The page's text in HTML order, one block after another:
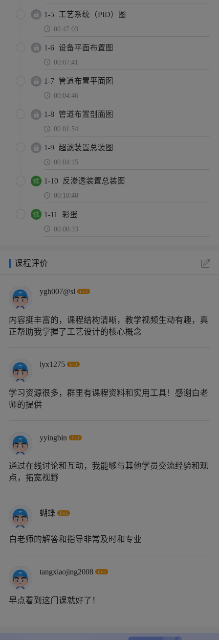
1-5 工艺系统（PID）图
00:47:03
1-6 设备平面布置图
00:07:41
1-7 管道布置平面图
00:04:46
1-8 管道布置剖面图
00:01:54
1-9 超滤装置总装图
00:04:15
1-10 反渗透装置总装图
00:10:48
1-11 彩蛋
00:00:33
课程评价
ygh007@sl Lv.1
内容挺丰富的，课程结构清晰，教学视频生动有趣，真
正帮助我掌握了工艺设计的核心概念
lyx1275 Lv.1
学习资源很多，群里有课程资料和实用工具！感谢白老
师的提供
yyingbin Lv.1
通过在线讨论和互动，我能够与其他学员交流经验和观
点，拓宽视野
蝴蝶 Lv.1
白老师的解答和指导非常及时和专业
tangxiaojing2008 Lv.1
早点看到这门课就好了！